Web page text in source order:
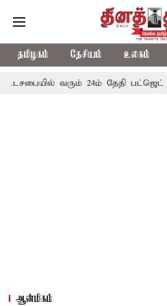
தமிழகம் தேசியம் உலகம்
வரும் 24ம் தேதி பட்ஜெட் தாக்கல்
ஆன்மிகம்